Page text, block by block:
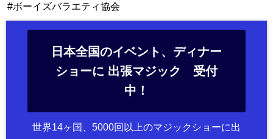
ボーイズバラエティ協会
日本全国のイベント、ディナー
ショーに 出張マジック 受付
中！
世界14ヶ国、5000回以上のマジックショーに出